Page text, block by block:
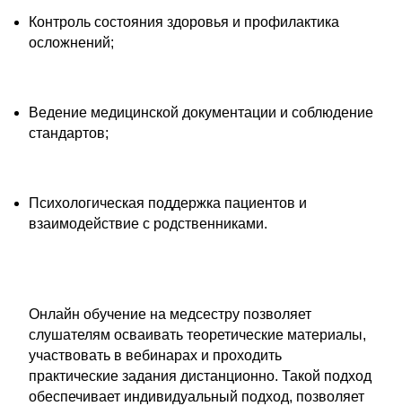
Контроль состояния здоровья и профилактика
осложнений;
Ведение медицинской документации и соблюдение
стандартов;
Психологическая поддержка пациентов и
взаимодействие с родственниками.
Онлайн обучение на медсестру позволяет
слушателям осваивать теоретические материалы,
участвовать в вебинарах и проходить
практические задания дистанционно. Такой подход
обеспечивает индивидуальный подход, позволяет